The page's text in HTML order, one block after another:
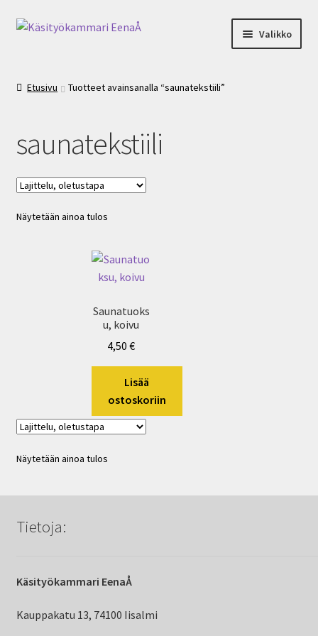
Siirry
Siirry
Valikko
Ostoskori
Yhteystiedot
Etusivu Tuotteet avainsanalla “saunatekstiili”
saunatekstiili
Näytetään ainoa tulos
Saunatuoks
u, koivu
4,50€
Lisää
ostoskoriin
Näytetään ainoa tulos
Tietoja:
Käsityökammari EenaÅ
Kauppakatu 13, 74100 Iisalmi